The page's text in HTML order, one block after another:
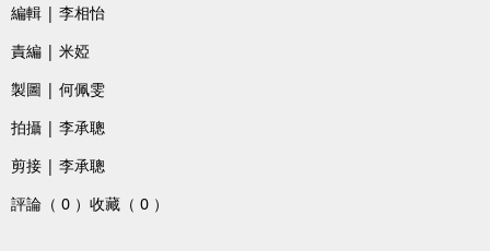
編輯 | 李相怡
責編 | 米婭
製圖 | 何佩雯
拍攝 | 李承聰
剪接 | 李承聰
評論（ 0 ） 收藏（ 0 ）